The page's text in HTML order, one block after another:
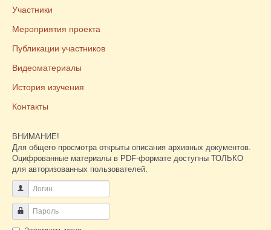
Участники
Мероприятия проекта
Публикации участников
Видеоматериалы
История изучения
Контакты
ВНИМАНИЕ!
Для общего просмотра открыты описания архивных документов.
Оцифрованные материалы в PDF-формате доступны ТОЛЬКО
для авторизованных пользователей.
Логин
Пароль